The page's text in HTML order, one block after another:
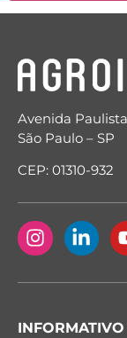
Avenida
São Paulo – SP
CEP: 01310-932